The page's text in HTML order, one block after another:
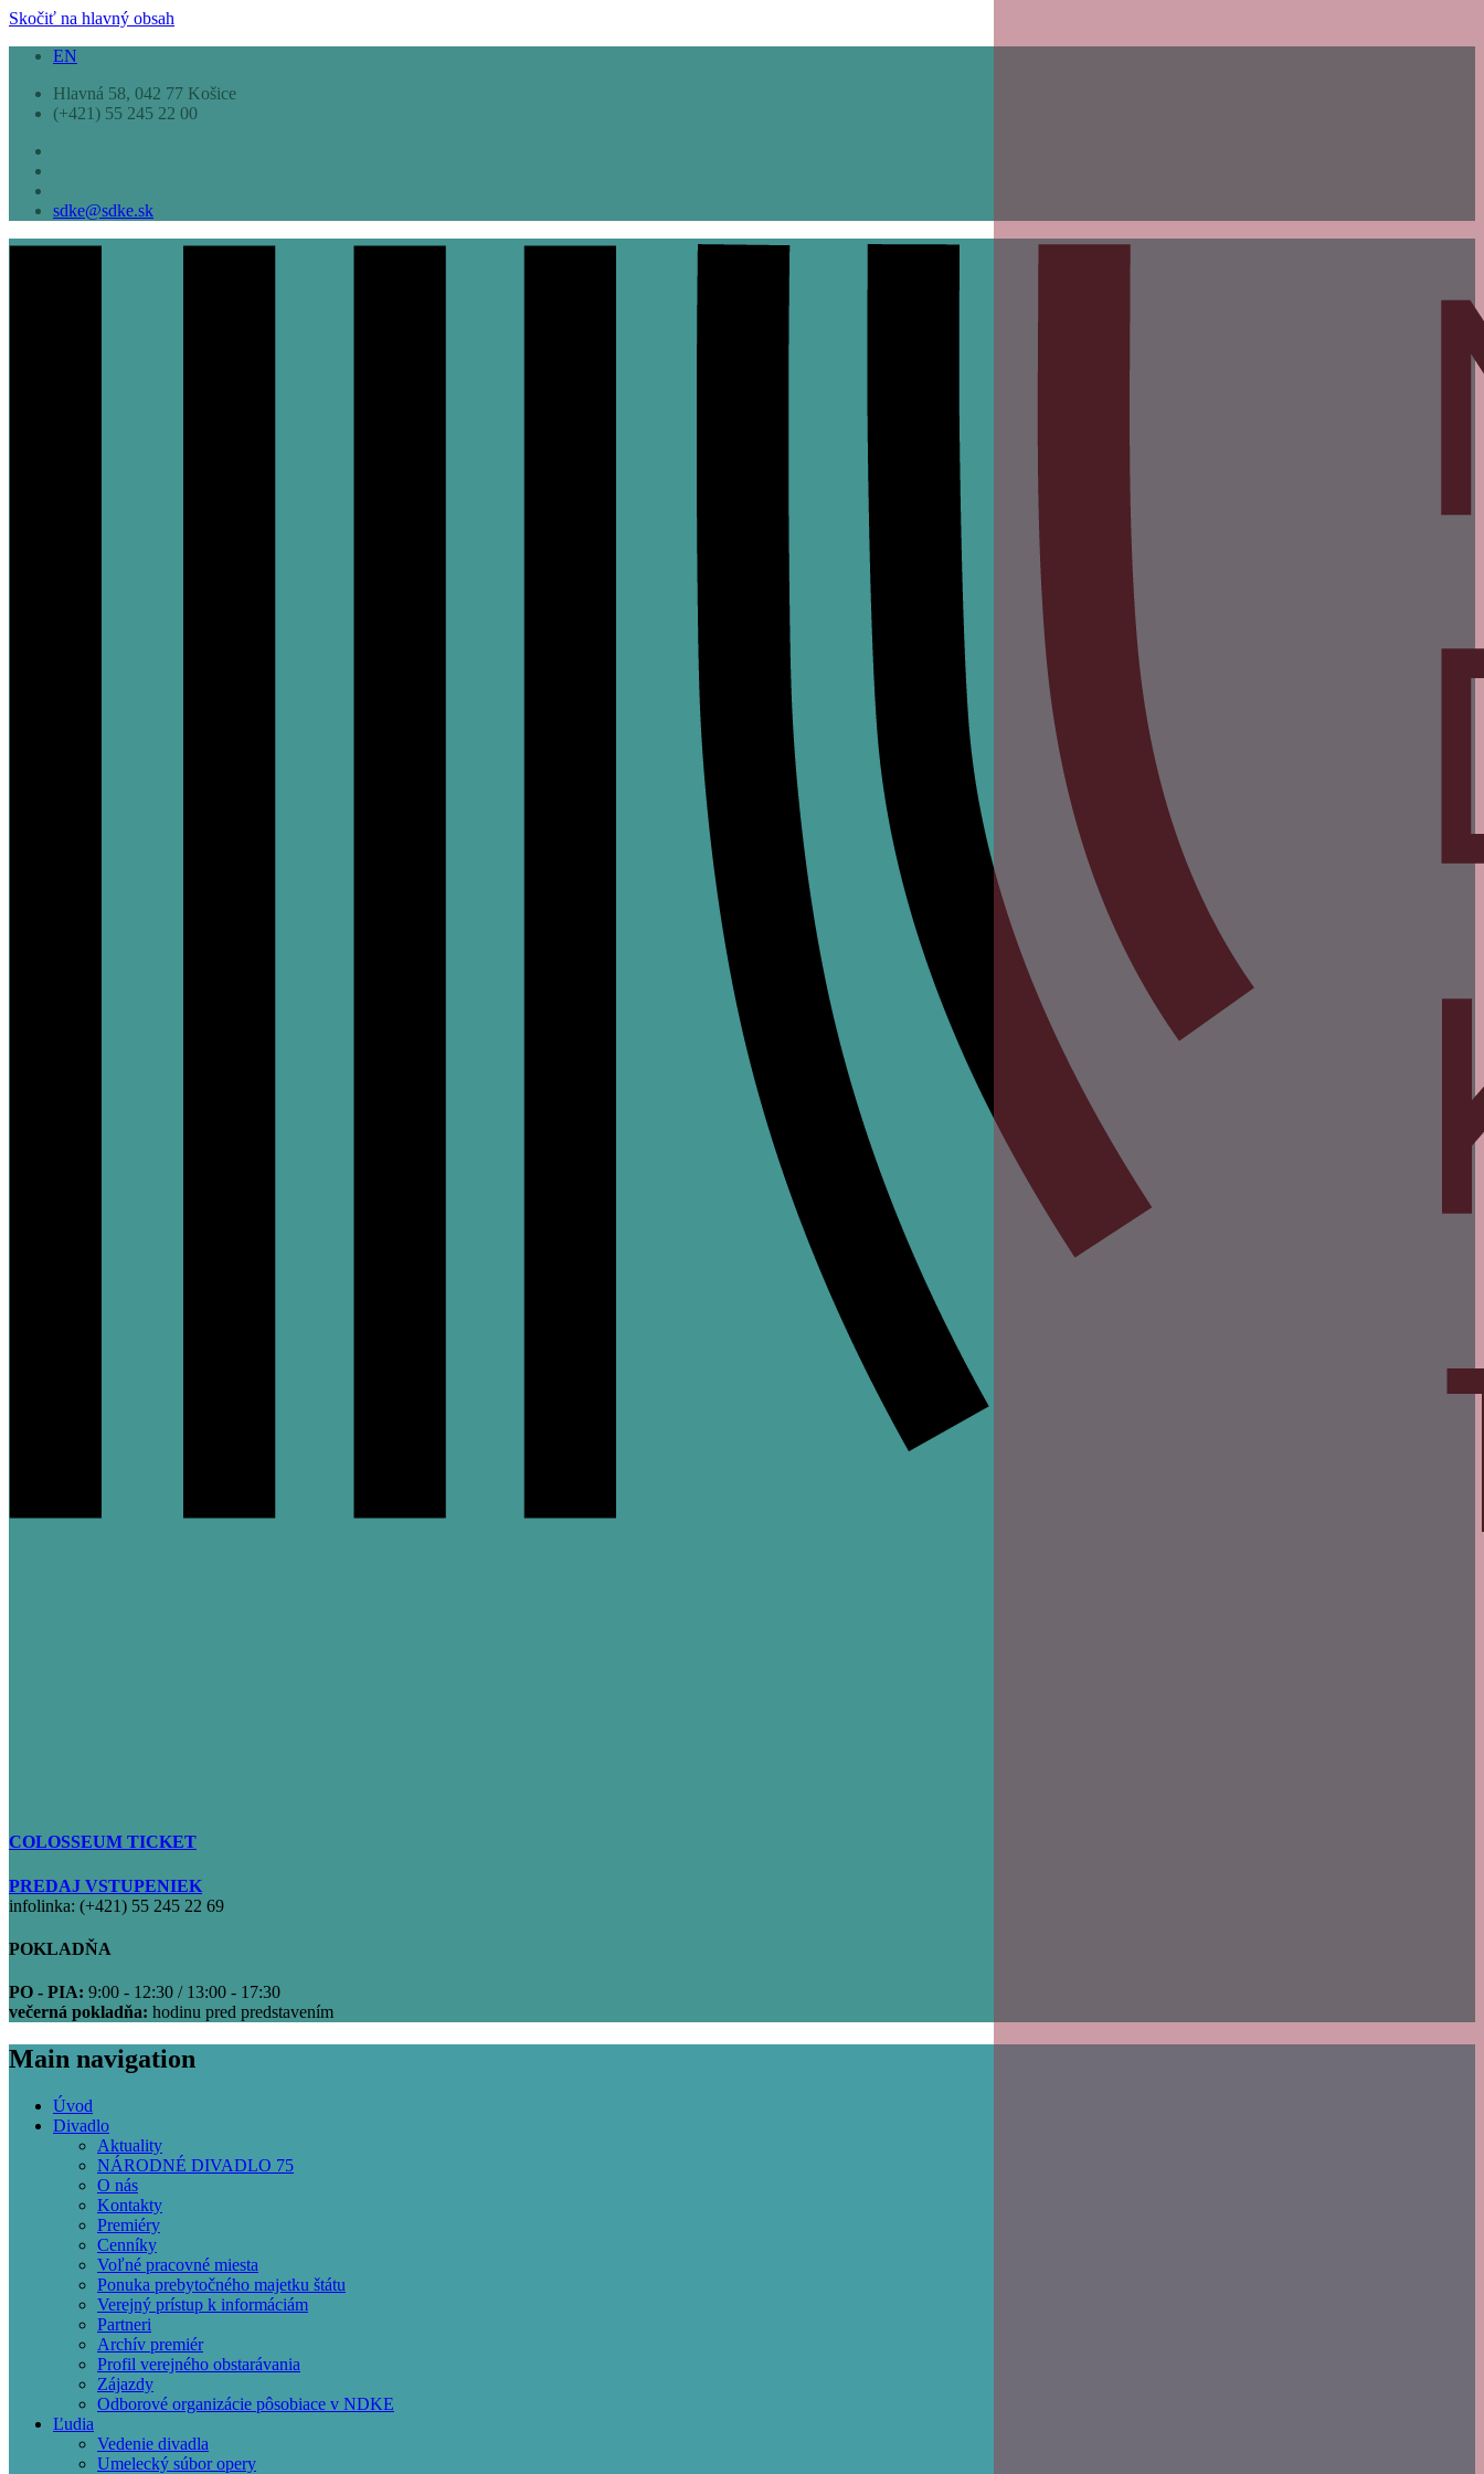
Skočiť na hlavný obsah
EN
Hlavná 58, 042 77 Košice
(+421) 55 245 22 00
sdke@sdke.sk
COLOSSEUM TICKET
PREDAJ VSTUPENIEK
infolinka: (+421) 55 245 22 69
POKLADŇA
PO - PIA: 9:00 - 12:30 / 13:00 - 17:30
večerná pokladňa: hodinu pred predstavením
Main navigation
Úvod
Divadlo
Aktuality
NÁRODNÉ DIVADLO 75
O nás
Kontakty
Premiéry
Cenníky
Voľné pracovné miesta
Ponuka prebytočného majetku štátu
Verejný prístup k informáciám
Partneri
Archív premiér
Profil verejného obstarávania
Zájazdy
Odborové organizácie pôsobiace v NDKE
Ľudia
Vedenie divadla
Umelecký súbor opery